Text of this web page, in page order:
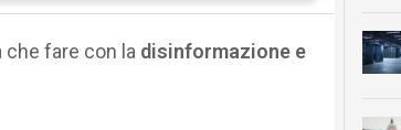
fare con la disinformazione e